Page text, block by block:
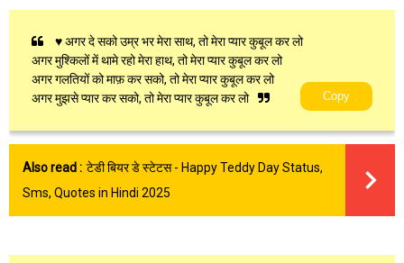
♥ अगर दे सको उम्र भर मेरा साथ, तो मेरा प्यार कुबूल कर लो
अगर मुश्किलों में थामे रहो मेरा हाथ, तो मेरा प्यार कुबूल कर लो
अगर गलतियों को माफ़ कर सको, तो मेरा प्यार कुबूल कर लो
अगर मुझसे प्यार कर सको, तो मेरा प्यार कुबूल कर लो
Copy
Also read : टेडी बियर डे स्टेटस - Happy Teddy Day Status,
Sms, Quotes in Hindi 2025